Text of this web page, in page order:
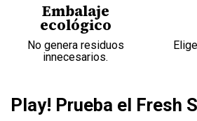
Embalaje
ecológico
No genera residuos
innecesarios.
Play! Prueba el Fresh